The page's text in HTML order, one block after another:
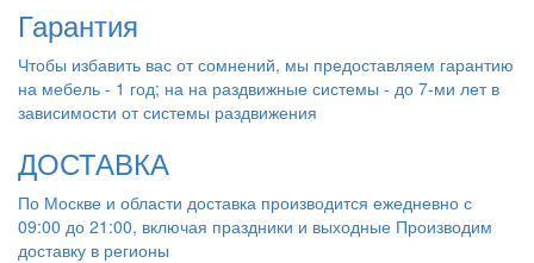
Гарантия
Чтобы избавить вас от сомнений, мы предоставляем гарантию
на мебель - 1 год; на на раздвижные системы - до 7-ми лет в
зависимости от системы раздвижения
ДОСТАВКА
По Москве и области доставка производится ежедневно с
09:00 до 21:00, включая праздники и выходные Производим
доставку в регионы